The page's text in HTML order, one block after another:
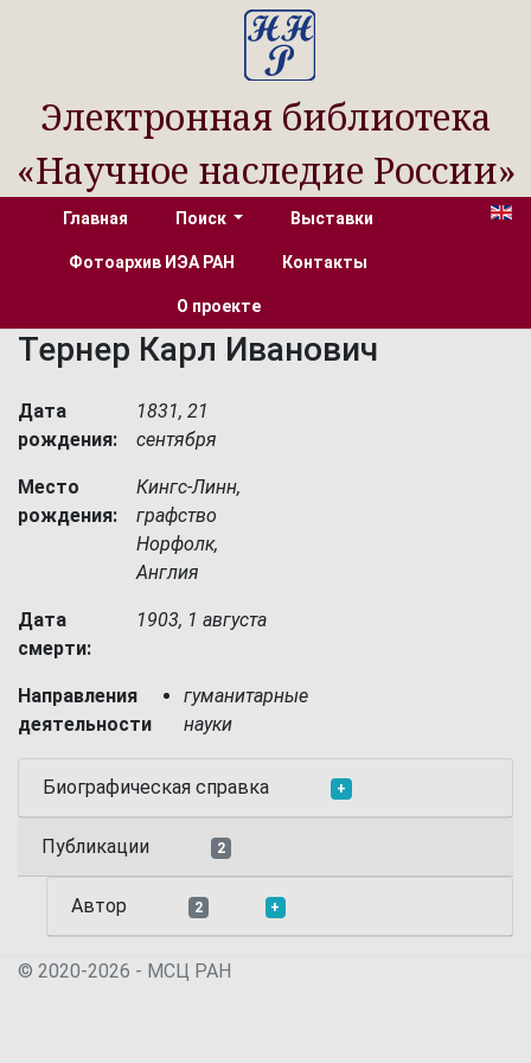
Электронная библиотека
«Научное наследие России»
Главная Поиск Выставки
Фотоархив ИЭА РАН Контакты
О проекте
Тернер Карл Иванович
Дата
рождения:
1831, 21
сентября
Место
рождения:
Кингс-Линн,
графство
Норфолк,
Англия
Дата
смерти:
1903, 1 августа
Направления
деятельности
гуманитарные
науки
Биографическая справка +
Публикации 2
Автор 2 +
© 2020-2026 - МСЦ РАН